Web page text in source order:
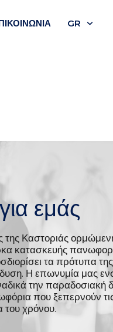
GR
εμάς
της Καστοριάς
κατασκευής
τα πρότυπα
Η επωνυμία μας
την παραδοσιακή
που ξεπερνούν
χρόνου.